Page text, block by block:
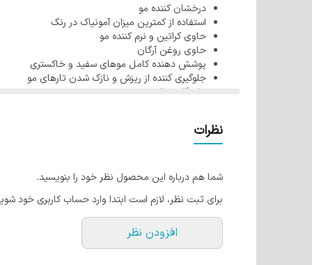
از دیگر ویژگی های رنگ مو ئاوایی می توان به وجود
رنگ مو ئاوایی به خوبی جذب مو می شود به همین دلیل
شرکت طوبی گل در تولید رنگ مو از کراتین مرغوب و با
روغن آرگان از خشکی پوست سر جلوگیری می کند.
قابل اجرا می باشد.
کراتین مو چیست؟
حالت دهنده ها آسیب می بیند. رنگ موهای ئاوایی حاوی
روغن آرگان به طلای مایع شهرت دارد! این روغن
درخشان کننده مو
استفاده از کمترین میزان آمونیاک در رنگ
حاوی کراتین و نرم کننده مو
حاوی روغن آرگان
پوشش دهنده کامل موهای سفید و خاکستری
جلوگیری کننده از ریزش و نازک شدن تارهای مو
ماندگاری بالا
نظرات
شما هم درباره این محصول نظر خود را بنویسید.
برای ثبت نظر، لازم است ابتدا وارد حساب کاربری خود
افزودن نظر